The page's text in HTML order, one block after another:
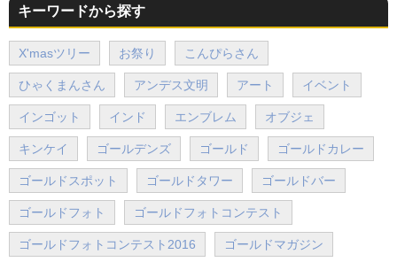
キーワードから探す
X'masツリー お祭り こんぴらさん
ひゃくまんさん アンデス文明 アート イベント
インゴット インド エンブレム オブジェ
キンケイ ゴールデンズ ゴールド ゴールドカレー
ゴールドスポット ゴールドタワー ゴールドバー
ゴールドフォト ゴールドフォトコンテスト
ゴールドフォトコンテスト2016 ゴールドマガジン